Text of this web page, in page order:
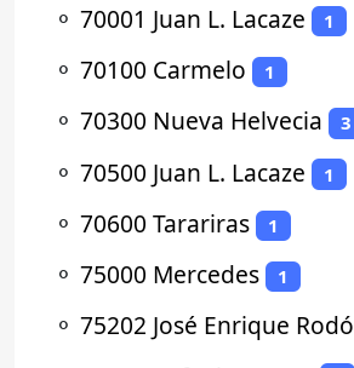
⚬ 70001 Juan L. Lacaze 1
⚬ 70100 Carmelo 1
⚬ 70300 Nueva Helvecia 3
⚬ 70500 Juan L. Lacaze 1
⚬ 70600 Tarariras 1
⚬ 75000 Mercedes 1
⚬ 75202 José Enrique Rodó